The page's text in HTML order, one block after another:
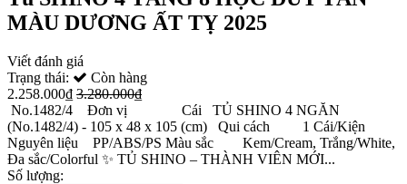
MÀU DƯƠNG ẤT TỴ 2025
Viết đánh giá
Trạng thái:
Còn hàng
2.258.000₫ 3.280.000₫
No.1482/4 Đơn vị Cái TỦ SHINO 4 NGĂN
(No.1482/4) - 105 x 48 x 105 (cm) Qui cách 1 Cái/Kiện
Nguyên liệu PP/ABS/PS Màu sắc Kem/Cream, Trắng/White,
Đa sắc/Colorful ✨ TỦ SHINO – THÀNH VIÊN MỚI...
Số lượng: